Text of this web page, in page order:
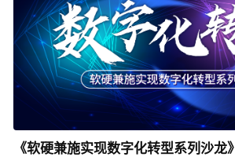
《软硬兼施实现数字化转型系列沙龙》